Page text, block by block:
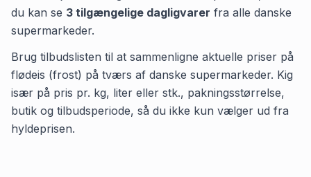
du kan se 3 tilgængelige dagligvarer fra alle danske
supermarkeder.
Brug tilbudslisten til at sammenligne aktuelle priser på
flødeis (frost) på tværs af danske supermarkeder. Kig
især på pris pr. kg, liter eller stk., pakningsstørrelse,
butik og tilbudsperiode, så du ikke kun vælger ud fra
hyldeprisen.